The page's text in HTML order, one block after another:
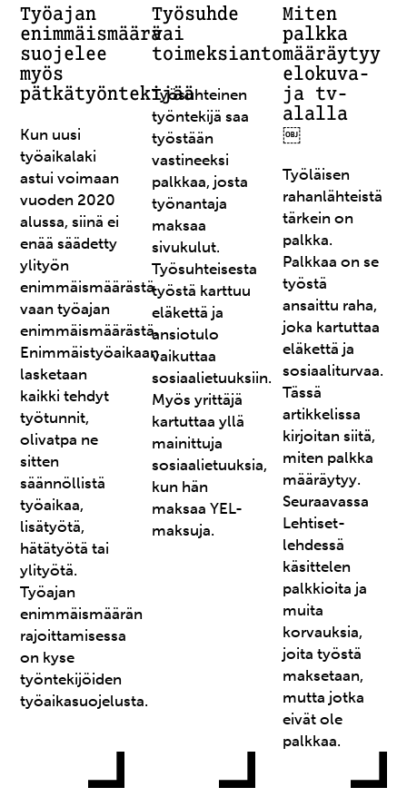
Työajan
enimmäismäärä
suojelee
myös
pätkätyöntekijää
Kun uusi
työaikalaki
astui voimaan
vuoden 2020
alussa, siinä ei
enää säädetty
ylityön
enimmäismäärästä
vaan työajan
enimmäismäärästä.
Enimmäistyöaikaan
lasketaan
kaikki tehdyt
työtunnit,
olivatpa ne
sitten
säännöllistä
työaikaa,
lisätyötä,
hätätyötä tai
ylityötä.
Työajan
enimmäismäärän
rajoittamisessa
on kyse
työntekijöiden
työaikasuojelusta.
Työsuhde
vai
toimeksianto
Työsuhteinen
työntekijä saa
työstään
vastineeksi
palkkaa, josta
työnantaja
maksaa
sivukulut.
Työsuhteisesta
työstä karttuu
eläkettä ja
ansiotulo
vaikuttaa
sosiaalietuuksiin.
Myös yrittäjä
kartuttaa yllä
mainittuja
sosiaalietuuksia,
kun hän
maksaa YEL-
maksuja.
Miten
palkka
määräytyy
elokuva-
ja tv-
alalla
￼
Työläisen
rahanlähteistä
tärkein on
palkka.
Palkkaa on se
työstä
ansaittu raha,
joka kartuttaa
eläkettä ja
sosiaaliturvaa.
Tässä
artikkelissa
kirjoitan siitä,
miten palkka
määräytyy.
Seuraavassa
Lehtiset-
lehdessä
käsittelen
palkkioita ja
muita
korvauksia,
joita työstä
maksetaan,
mutta jotka
eivät ole
palkkaa.